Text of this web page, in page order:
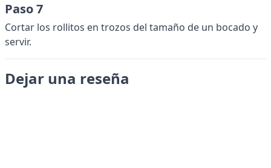
Paso 7
Cortar los rollitos en trozos del tamaño de un bocado y
servir.
Dejar una reseña